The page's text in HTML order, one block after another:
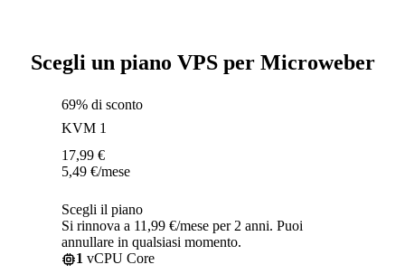
Scegli un piano VPS per Microweber
69% di sconto
KVM 1
17,99 €
5,49 €/mese
Scegli il piano
Si rinnova a 11,99 €/mese per 2 anni. Puoi
annullare in qualsiasi momento.
1 vCPU Core